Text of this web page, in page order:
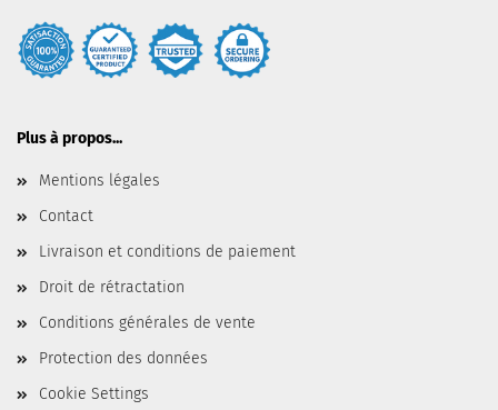
Plus à propos...
Mentions légales
Contact
Livraison et conditions de paiement
Droit de rétractation
Conditions générales de vente
Protection des données
Cookie Settings